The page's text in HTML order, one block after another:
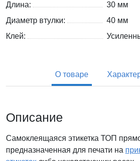
Длина:
30 мм
Диаметр втулки:
40 мм
Клей:
О товаре
Описание
Самоклеящаяся этикетка ТОП
предназначенная для печати на